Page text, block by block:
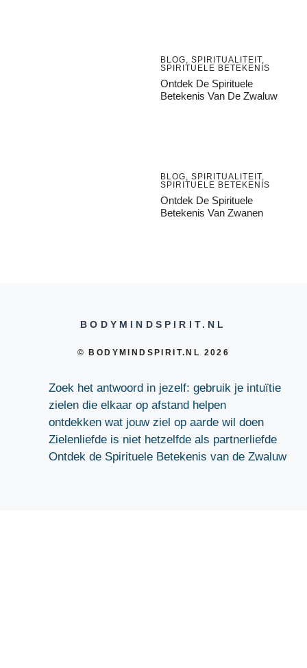
BLOG SPIRITUALITEIT
SPIRITUELE BETEKENIS
Ontdek De Spirituele
Betekenis Van De Zwaluw
BLOG SPIRITUALITEIT
SPIRITUELE BETEKENIS
Ontdek De Spirituele
Betekenis Van Zwanen
BODYMINDSPIRIT.NL
© BODYMINDSPIRIT.NL 2026
Zoek het antwoord in jezelf: gebruik je intuïtie
zielen die elkaar op afstand helpen
ontdekken wat jouw ziel op aarde wil doen
Zielenliefde is niet hetzelfde als partnerliefde
Ontdek de Spirituele Betekenis van de Zwaluw